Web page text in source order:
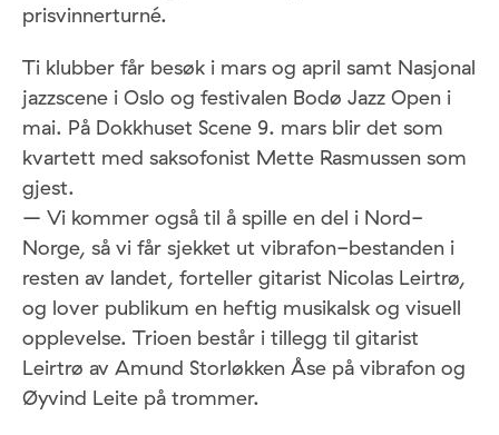
prisvinnerturné.
Ti klubber får besøk i mars og april samt Nasjonal
jazzscene i Oslo og festivalen Bodø Jazz Open i
mai. På Dokkhuset Scene 9. mars blir det som
kvartett med saksofonist Mette Rasmussen som
gjest.
– Vi kommer også til å spille en del i Nord-
Norge, så vi får sjekket ut vibrafon-bestanden i
resten av landet, forteller gitarist Nicolas Leirtrø,
og lover publikum en heftig musikalsk og visuell
opplevelse. Trioen består i tillegg til gitarist
Leirtrø av Amund Storløkken Åse på vibrafon og
Øyvind Leite på trommer.